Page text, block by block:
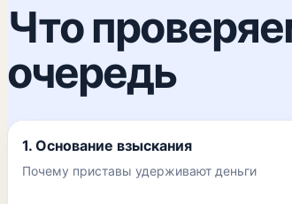
Что
очередь
1. Основание взыскания
Почему приставы удерживают деньги